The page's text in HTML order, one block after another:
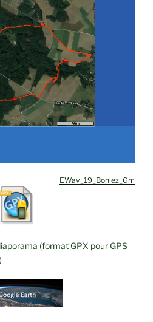
EWav_19_Bonlez_Gm
(format GPX pour GPS